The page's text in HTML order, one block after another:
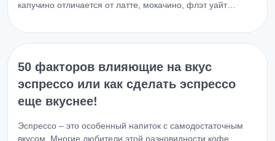
капучино отличается от латте, мокачино, флэт уайт…
50 факторов влияющие на вкус
эспрессо или как сделать эспрессо
еще вкуснее!
Эспрессо – это особенный напиток с самодостаточным
вкусом. Многие любители этой разновидности кофе,